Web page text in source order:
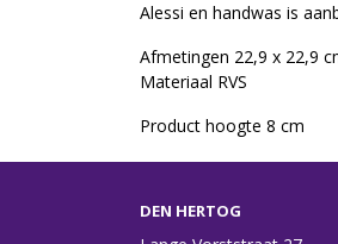
Alessi en handwas is
Afmetingen 22,9 x 22,9
Materiaal RVS
Product hoogte 8 cm
DEN HERTOG